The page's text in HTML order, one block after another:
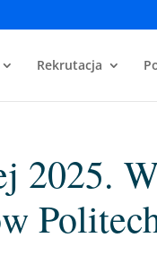
Rekrutacja
2025.